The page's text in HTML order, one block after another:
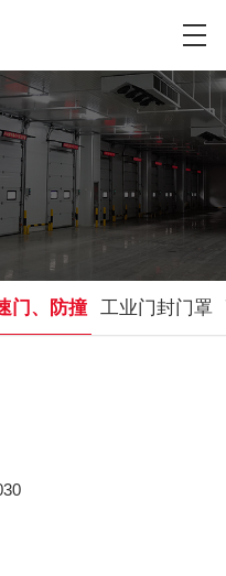
门、防撞 工业门封门罩